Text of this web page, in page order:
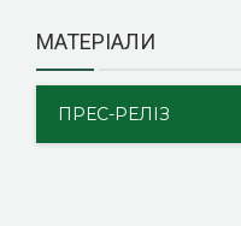
МАТЕРІАЛИ
ПРЕС-РЕЛІЗ